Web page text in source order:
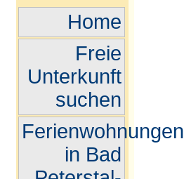
Home
Freie
Unterkunft
suchen
Ferienwohnungen
in Bad